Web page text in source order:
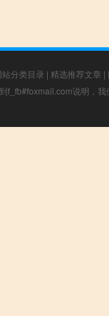
站分类目录 | 精选推荐文章 |
f_fb#foxmail.com说明，